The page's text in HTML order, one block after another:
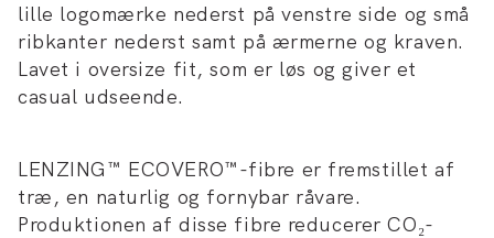
lille logomærke nederst på venstre side og små
ribkanter nederst samt på ærmerne og kraven.
Lavet i oversize fit, som er løs og giver et
casual udseende.
LENZING™ ECOVERO™-fibre er fremstillet af
træ, en naturlig og fornybar råvare.
Produktionen af disse fibre reducerer CO₂-